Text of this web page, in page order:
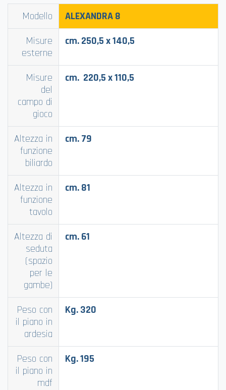
Modello ALEXANDRA8
Misure
esterne
cm. 250,5 x 140,5
Misure
del
campo di
gioco
cm. 220,5 x 110,5
Altezza in
funzione
biliardo
cm. 79
Altezza in
funzione
tavolo
cm. 81
Altezza di
seduta
(spazio
per le
gambe)
cm. 61
Peso con
il piano in
ardesia
Kg. 320
Peso con
il piano in
mdf
Kg. 195